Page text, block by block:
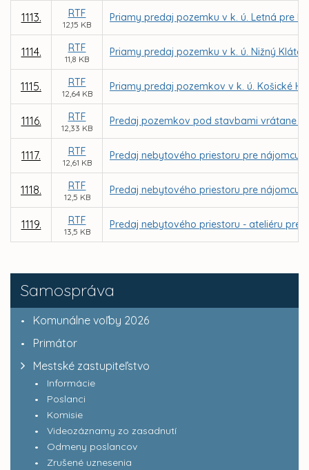
Samospráva
Komunálne voľby 2026
Primátor
Mestské zastupiteľstvo
Informácie
Poslanci
Komisie
Videozáznamy zo zasadnutí
Odmeny poslancov
Zrušené uznesenia
1113. RTF
12,15 KB
Priamy predaj pozemku v k. ú. Letná pre
1114. RTF
11,8 KB
Priamy predaj pozemku v k. ú. Nižný
1115. RTF
12,64 KB
Priamy predaj pozemkov v k. ú. Košické
1116. RTF
12,33 KB
Predaj pozemkov pod stavbami vrátane
1117. RTF
12,61 KB
Predaj nebytového priestoru pre nájomcu
1118. RTF
12,5 KB
Predaj nebytového priestoru pre nájomcu
1119. RTF
13,5 KB
Predaj nebytového priestoru - ateliéru pre